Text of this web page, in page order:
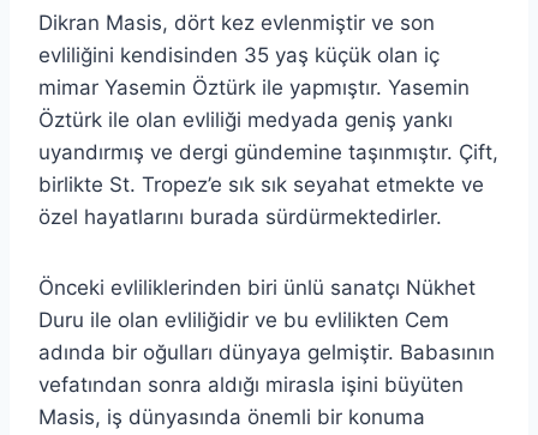
Dikran Masis, dört kez evlenmiştir ve son
evliliğini kendisinden 35 yaş küçük olan iç
mimar Yasemin Öztürk ile yapmıştır. Yasemin
Öztürk ile olan evliliği medyada geniş yankı
uyandırmış ve dergi gündemine taşınmıştır. Çift,
birlikte St. Tropez’e sık sık seyahat etmekte ve
özel hayatlarını burada sürdürmektedirler.
Önceki evliliklerinden biri ünlü sanatçı Nükhet
Duru ile olan evliliğidir ve bu evlilikten Cem
adında bir oğulları dünyaya gelmiştir. Babasının
vefatından sonra aldığı mirasla işini büyüten
Masis, iş dünyasında önemli bir konuma